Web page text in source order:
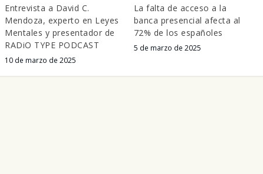
Entrevista a David C.
Mendoza, experto en Leyes
Mentales y presentador de
RADiO TYPE PODCAST
10 de marzo de 2025
La falta de acceso a la
banca presencial afecta al
72% de los españoles
5 de marzo de 2025